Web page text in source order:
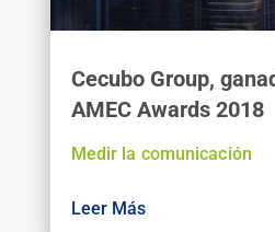
Cecubo Group,
AMEC Awards 2018
Medir la comunicación
Leer Más